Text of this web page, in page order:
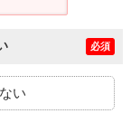
必須
い